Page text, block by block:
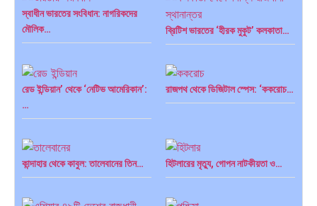
স্বাধীন ভারতের সংবিধান: নাগরিকদের
মৌলিক…
ব্রিটিশ ভারতের ‘হীরক মুকুট’ কলকাতা…
রেড ইন্ডিয়ান’ থেকে ‘নেটিভ আমেরিকান’:
…
রাজপথ থেকে ডিজিটাল স্পেস: ‘ককরোচ…
কান্দাহার থেকে কাবুল: তালেবানের তিন… হিটলারের মৃত্যু, গোপন নাটকীয়তা ও…